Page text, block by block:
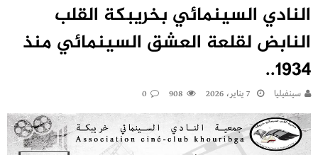
النادي السينمائي بخريبكة القلب
النابض لقلعة العشق السينمائي منذ
1934..
سينفيليا 7 يناير، 2026 908
0